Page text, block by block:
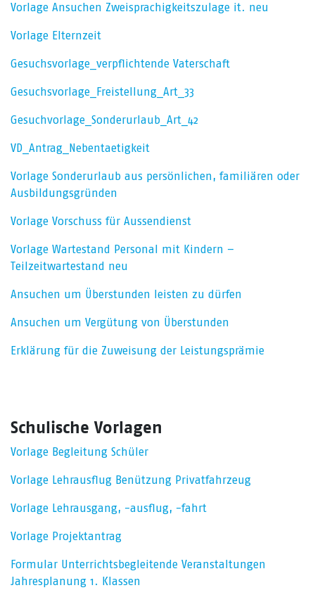
Vorlage Ansuchen Zweisprachigkeitszulage it. neu
Vorlage Elternzeit
Gesuchsvorlage_verpflichtende Vaterschaft
Gesuchsvorlage_Freistellung_Art_33
Gesuchvorlage_Sonderurlaub_Art_42
VD_Antrag_Nebentaetigkeit
Vorlage Sonderurlaub aus persönlichen, familiären oder
Ausbildungsgründen
Vorlage Vorschuss für Aussendienst
Vorlage Wartestand Personal mit Kindern –
Teilzeitwartestand neu
Ansuchen um Überstunden leisten zu dürfen
Ansuchen um Vergütung von Überstunden
Erklärung für die Zuweisung der Leistungsprämie
Schulische Vorlagen
Vorlage Begleitung Schüler
Vorlage Lehrausflug Benützung Privatfahrzeug
Vorlage Lehrausgang, -ausflug, -fahrt
Vorlage Projektantrag
Formular Unterrichtsbegleitende Veranstaltungen
Jahresplanung 1. Klassen